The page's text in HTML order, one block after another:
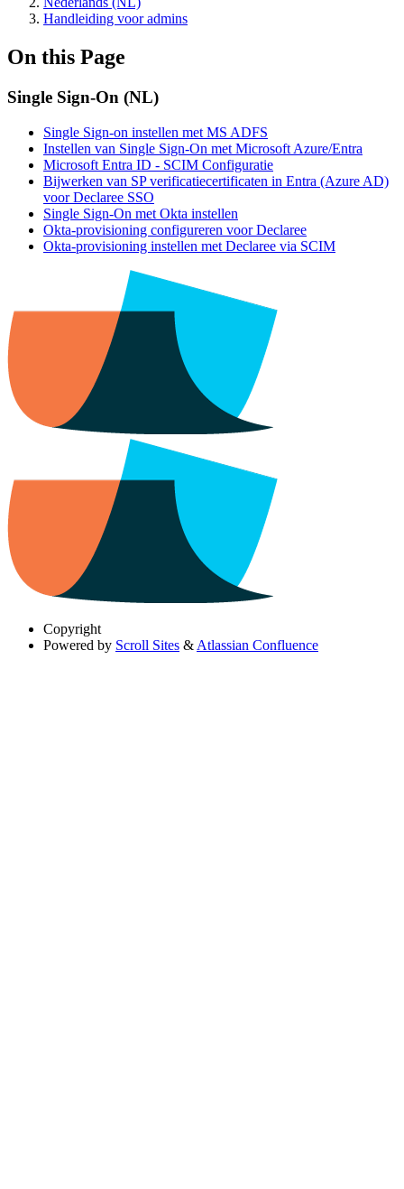
Handleiding voor admins
On this Page
Single Sign-On (NL)
Single Sign-on instellen met MS ADFS
Instellen van Single Sign-On met Microsoft Azure/Entra
Microsoft Entra ID - SCIM Configuratie
Bijwerken van SP verificatiecertificaten in Entra (Azure AD)
voor Declaree SSO
Single Sign-On met Okta instellen
Okta‑provisioning configureren voor Declaree
Okta‑provisioning instellen met Declaree via SCIM
Copyright
Powered by Scroll Sites & Atlassian Confluence